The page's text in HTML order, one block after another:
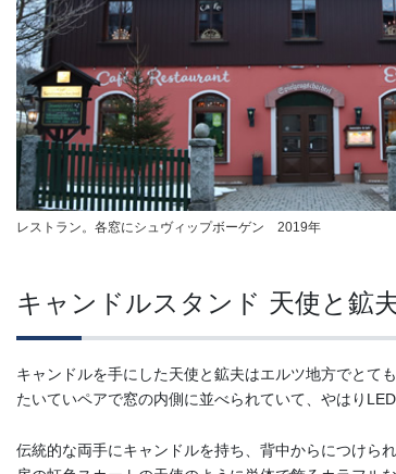
レストラン。各窓にシュヴィップボーゲン 2019年
キャンドルスタンド 天使と鉱
キャンドルを手にした天使と鉱夫はエルツ地方でとて
たいていペアで窓の内側に並べられていて、やはり
伝統的な両手にキャンドルを持ち、背中からにつけら